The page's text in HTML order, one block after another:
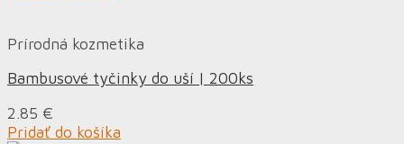
Prírodná kozmetika
Bambusové tyčinky do uší | 200ks
2.85 €
Pridať do košíka